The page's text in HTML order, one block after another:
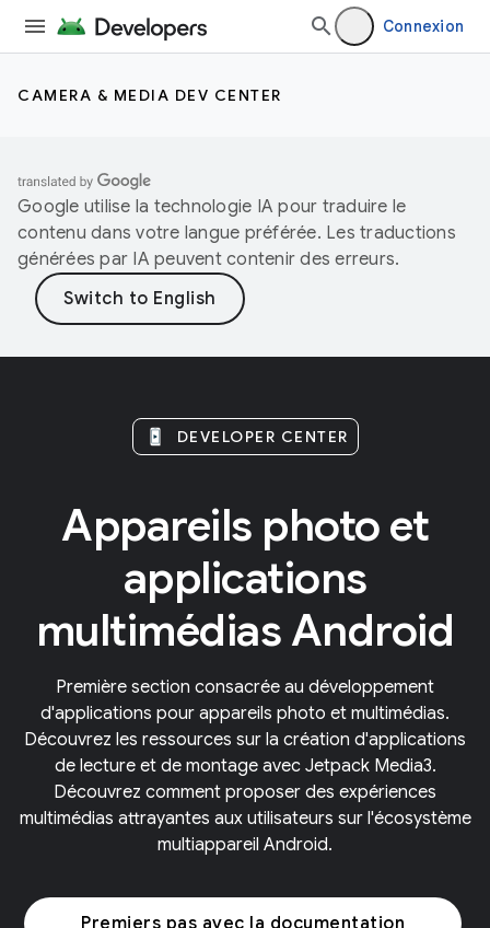
Connexion
CAMERA & MEDIA DEV CENTER
Google utilise la technologie IA pour traduire le
contenu dans votre langue préférée. Les traductions
générées par IA peuvent contenir des erreurs.
DEVELOPER CENTER
Appareils photo et
applications
multimédias Android
Première section consacrée au développement
d'applications pour appareils photo et multimédias.
Découvrez les ressources sur la création d'applications
de lecture et de montage avec Jetpack Media3.
Découvrez comment proposer des expériences
multimédias attrayantes aux utilisateurs sur l'écosystème
multiappareil Android.
Premiers pas avec la documentation